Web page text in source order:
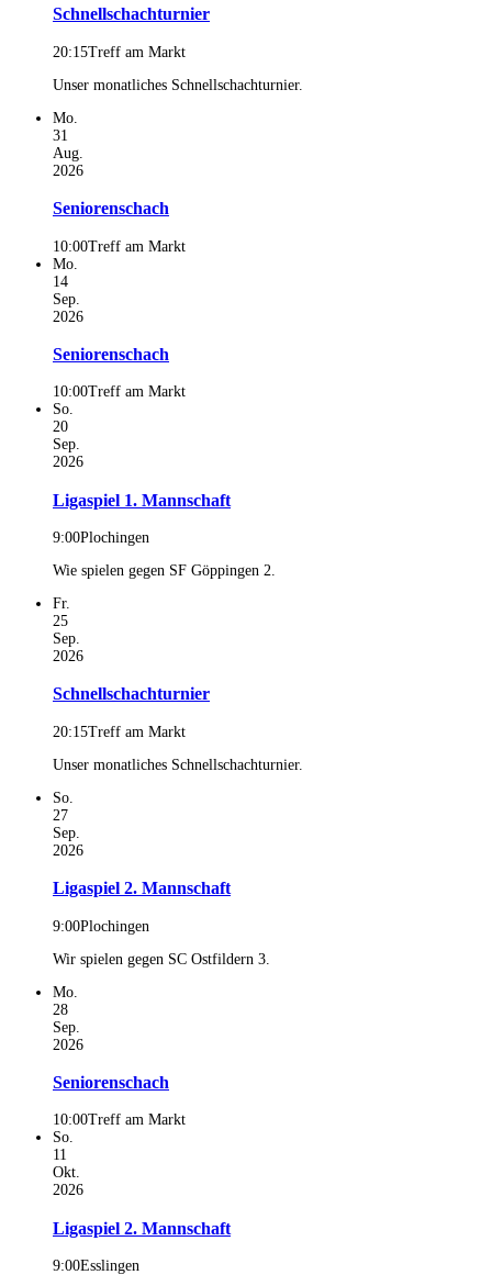
Schnellschachturnier
20:15Treff am Markt
Unser monatliches Schnellschachturnier.
Mo.
31
Aug.
2026
Seniorenschach
10:00Treff am Markt
Mo.
14
Sep.
2026
Seniorenschach
10:00Treff am Markt
So.
20
Sep.
2026
Ligaspiel 1. Mannschaft
9:00Plochingen
Wie spielen gegen SF Göppingen 2.
Fr.
25
Sep.
2026
Schnellschachturnier
20:15Treff am Markt
Unser monatliches Schnellschachturnier.
So.
27
Sep.
2026
Ligaspiel 2. Mannschaft
9:00Plochingen
Wir spielen gegen SC Ostfildern 3.
Mo.
28
Sep.
2026
Seniorenschach
10:00Treff am Markt
So.
11
Okt.
2026
Ligaspiel 2. Mannschaft
9:00Esslingen